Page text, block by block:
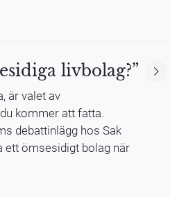
livbolag?”
är valet av
kommer att fatta.
debattinlägg hos Sak
ett ömsesidigt bolag när